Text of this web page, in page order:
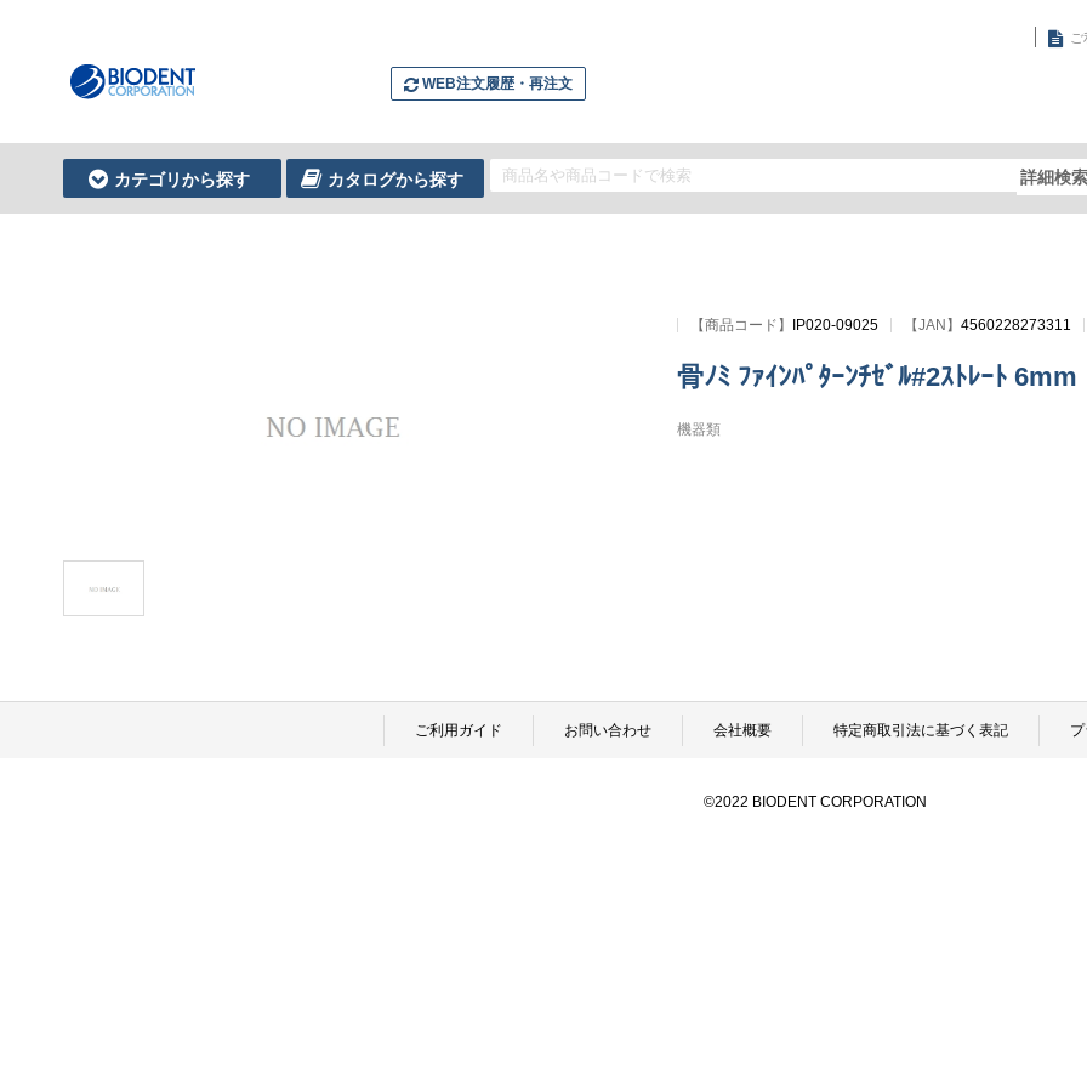
WEB注文履歴・再注文
カテゴリから探す カタログから探す 詳細検索
【商品コード 】 IP020-09025 【JAN】4560228273311
骨ﾉﾐ ﾌｧｲﾝﾊﾟﾀｰﾝﾁｾﾞﾙ#2ｽﾄﾚｰﾄ 6mm
機器類
ご利用ガイド お問い合わせ 会社概要 特定商取引法に基づく表記
©2022 BIODENT CORPORATION